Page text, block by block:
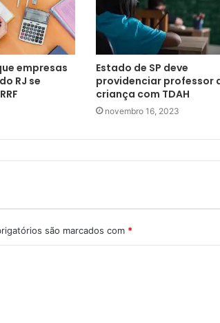
empresas
RJ se
Estado de SP deve
providenciar professor
criança com TDAH
novembro 16, 2023
são marcados com *